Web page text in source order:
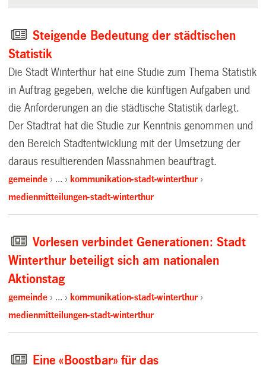
Steigende Bedeutung der städtischen
Statistik
Die Stadt Winterthur hat eine Studie zum Thema Statistik
in Auftrag gegeben, welche die künftigen Aufgaben und
die Anforderungen an die städtische Statistik darlegt.
Der Stadtrat hat die Studie zur Kenntnis genommen und
den Bereich Stadtentwicklung mit der Umsetzung der
daraus resultierenden Massnahmen beauftragt.
gemeinde …
kommunikation-stadt-winterthur
medienmitteilungen-stadt-winterthur
Vorlesen verbindet Generationen: Stadt
Winterthur beteiligt sich am nationalen
Aktionstag
gemeinde …
kommunikation-stadt-winterthur
medienmitteilungen-stadt-winterthur
Eine «Boostbar» für das